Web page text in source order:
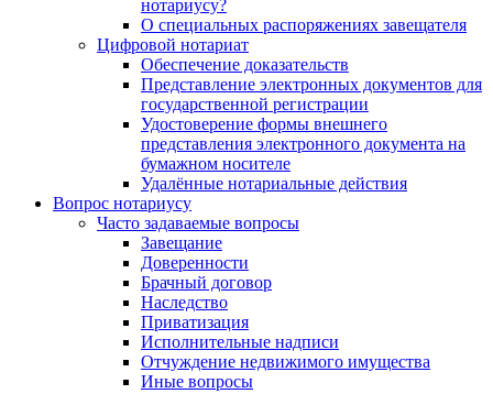
нотариусу?
О специальных распоряжениях завещателя
Цифровой нотариат
Обеспечение доказательств
Представление электронных документов для
государственной регистрации
Удостоверение формы внешнего
представления электронного документа на
бумажном носителе
Удалённые нотариальные действия
Вопрос нотариусу
Часто задаваемые вопросы
Завещание
Доверенности
Брачный договор
Наследство
Приватизация
Исполнительные надписи
Отчуждение недвижимого имущества
Иные вопросы